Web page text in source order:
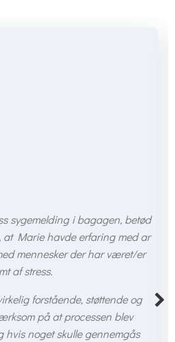
sygemelding i bagagen, betød
at Marie havde erfaring med ar
mennesker der har været/er
af stress.
forstående, støttende og
på at processen blev
hvis noget skulle gennemgås